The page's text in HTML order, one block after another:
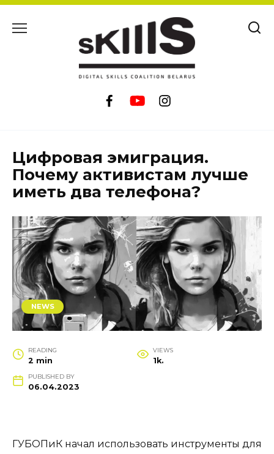
Цифровая эмиграция.
Почему активистам лучше
иметь два телефона?
NEWS
READING
2 min
VIEWS
1k.
PUBLISHED BY
06.04.2023
ГУБОПиК начал использовать инструменты для